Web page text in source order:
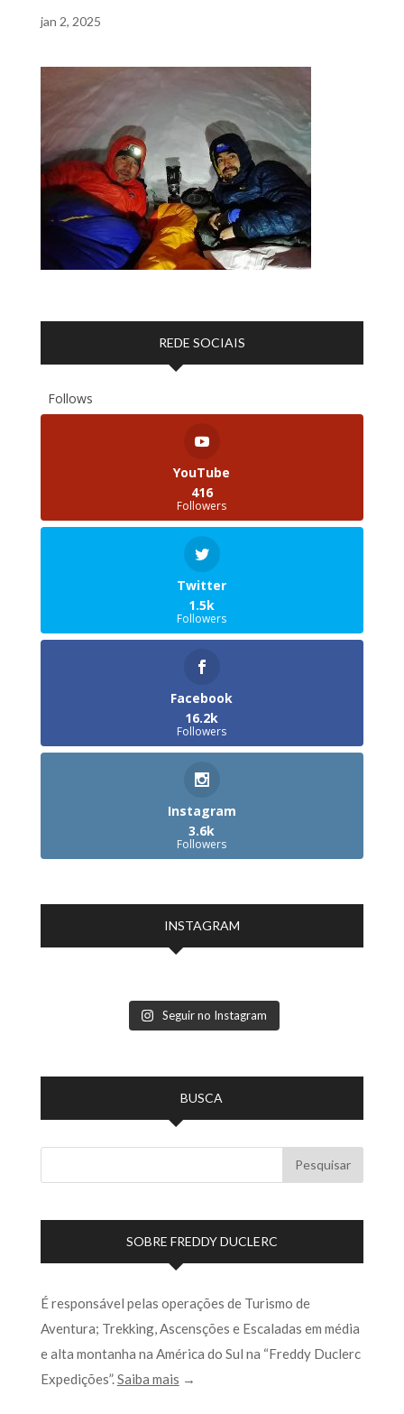
jan 2, 2025
REDE SOCIAIS
Follows
YouTube
416
Followers
Twitter
1.5k
Followers
Facebook
16.2k
Followers
Instagram
3.6k
Followers
INSTAGRAM
Seguir no Instagram
BUSCA
SOBRE FREDDY DUCLERC
É responsável pelas operações de Turismo de
Aventura; Trekking, Ascensções e Escaladas em média
e alta montanha na América do Sul na “Freddy Duclerc
Expedições”.Saiba mais →